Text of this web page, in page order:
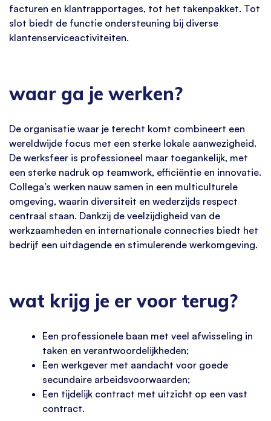
facturen en klantrapportages, tot het takenpakket. Tot
slot biedt de functie ondersteuning bij diverse
klantenserviceactiviteiten.
waar ga je werken?
De organisatie waar je terecht komt combineert een
wereldwijde focus met een sterke lokale aanwezigheid.
De werksfeer is professioneel maar toegankelijk, met
een sterke nadruk op teamwork, efficiëntie en innovatie.
Collega’s werken nauw samen in een multiculturele
omgeving, waarin diversiteit en wederzijds respect
centraal staan. Dankzij de veelzijdigheid van de
werkzaamheden en internationale connecties biedt het
bedrijf een uitdagende en stimulerende werkomgeving.
wat krijg je er voor terug?
Een professionele baan met veel afwisseling in
taken en verantwoordelijkheden;
Een werkgever met aandacht voor goede
secundaire arbeidsvoorwaarden;
Een tijdelijk contract met uitzicht op een vast
contract.